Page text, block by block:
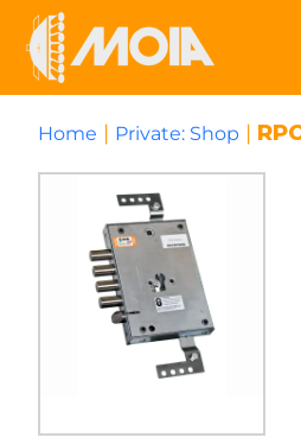
Skip
content
Home | Private: Shop |